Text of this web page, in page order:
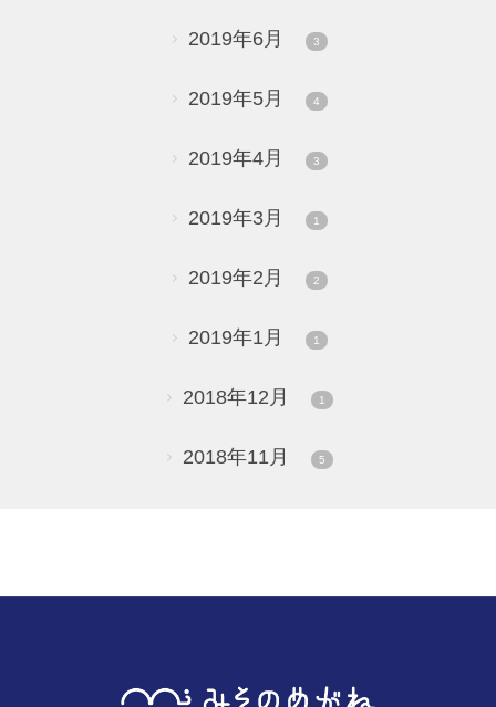
2019年6月 3
2019年5月 4
2019年4月 3
2019年3月 1
2019年2月 2
2019年1月 1
2018年12月 1
2018年11月 5